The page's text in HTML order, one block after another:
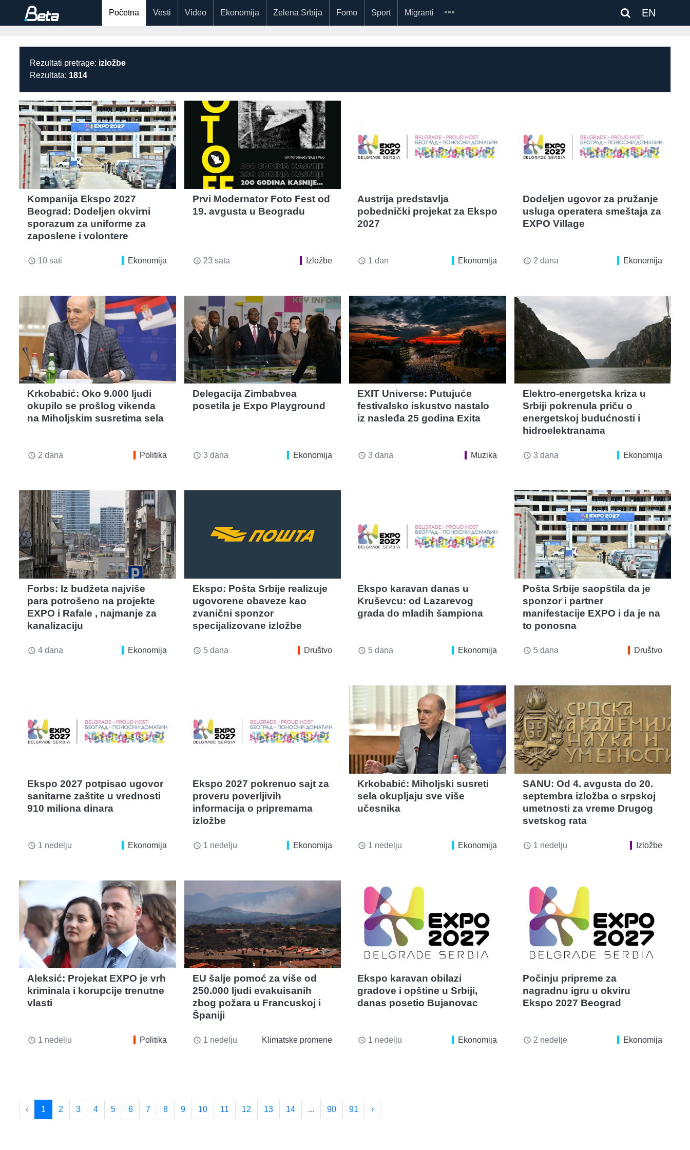
EN
Početna Vesti Video Ekonomija Zelena Srbija Fomo Sport Migranti
Rezultati pretrage: izložbe
Rezultata: 1814
Kompanija Ekspo 2027
Beograd: Dodeljen okvirni
sporazum za uniforme za
zaposlene i volontere
access_time 10 sati Ekonomija
Prvi Modernator Foto Fest od
19. avgusta u Beogradu
access_time 23 sata Izložbe
Austrija predstavlja
pobednički projekat za Ekspo
2027
access_time 1 dan Ekonomija
Dodeljen ugovor za pružanje
usluga operatera smeštaja za
EXPO Village
access_time 2 dana Ekonomija
Krkobabić: Oko 9.000 ljudi
okupilo se prošlog vikenda
na Miholjskim susretima sela
access_time 2 dana Politika
Delegacija Zimbabvea
posetila je Expo Playground
access_time 3 dana Ekonomija
EXIT Universe: Putujuće
festivalsko iskustvo nastalo
iz nasleđa 25 godina Exita
access_time 3 dana Muzika
Elektro-energetska kriza u
Srbiji pokrenula priču o
energetskoj budućnosti i
hidroelektranama
access_time 3 dana Ekonomija
Forbs: Iz budžeta najviše
para potrošeno na projekte
EXPO i Rafale , najmanje za
kanalizaciju
access_time 4 dana Ekonomija
Ekspo: Pošta Srbije realizuje
ugovorene obaveze kao
zvanični sponzor
specijalizovane izložbe
access_time 5 dana Društvo
Ekspo karavan danas u
Kruševcu: od Lazarevog
grada do mladih šampiona
access_time 5 dana Ekonomija
Pošta Srbije saopštila da je
sponzor i partner
manifestacije EXPO i da je na
to ponosna
access_time 5 dana Društvo
Ekspo 2027 potpisao ugovor
sanitarne zaštite u vrednosti
910 miliona dinara
access_time 1 nedelju Ekonomija
Ekspo 2027 pokrenuo sajt za
proveru poverljivih
informacija o pripremama
izložbe
access_time 1 nedelju Ekonomija
Krkobabić: Miholjski susreti
sela okupljaju sve više
učesnika
access_time 1 nedelju Ekonomija
SANU: Od 4. avgusta do 20.
septembra izložba o srpskoj
umetnosti za vreme Drugog
svetskog rata
access_time 1 nedelju Izložbe
Aleksić: Projekat EXPO je vrh
kriminala i korupcije trenutne
vlasti
access_time 1 nedelju Politika
EU šalje pomoć za više od
250.000 ljudi evakuisanih
zbog požara u Francuskoj i
Španiji
access_time 1 nedelju Klimatske promene
Ekspo karavan obilazi
gradove i opštine u Srbiji,
danas posetio Bujanovac
access_time 1 nedelju Ekonomija
Počinju pripreme za
nagradnu igru u okviru
Ekspo 2027 Beograd
access_time 2 nedelje Ekonomija
‹ 1 2 3 4 5 6 7 8 9 10 11 12 13 14 ... 90 91 ›